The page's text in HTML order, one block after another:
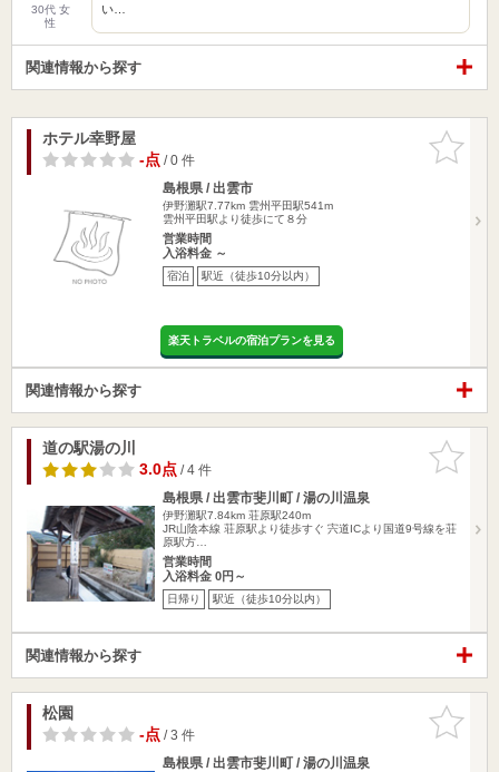
30代 女
性
い…
関連情報から探す
お気に入
りに追加
ホテル幸野屋
-点/ 0 件
島根県 / 出雲市
伊野灘駅7.77km 雲州平田駅541m
雲州平田駅より徒歩にて８分
営業時間
入浴料金 ～
宿泊 駅近（徒歩10分以内）
楽天トラベルの宿泊プランを見る
関連情報から探す
お気に入
りに追加
道の駅湯の川
3.0点/ 4 件
島根県 / 出雲市斐川町 / 湯の川温泉
伊野灘駅7.84km 荘原駅240m
JR山陰本線 荘原駅より徒歩すぐ 宍道ICより国道9号線を荘
原駅方…
営業時間
入浴料金 0円～
日帰り 駅近（徒歩10分以内）
関連情報から探す
お気に入
りに追加
松園
-点/ 3 件
島根県 / 出雲市斐川町 / 湯の川温泉